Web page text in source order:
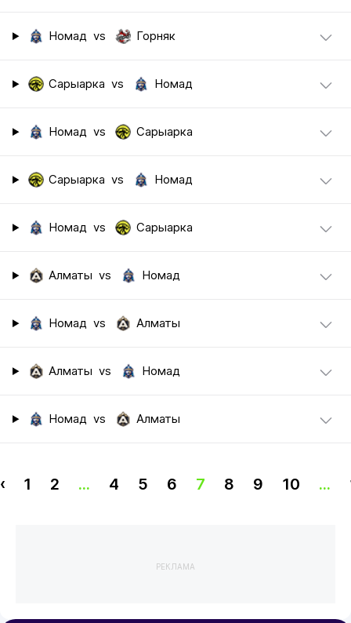
Номад vs Горняк
Сарыарка vs Номад
Номад vs Сарыарка
Сарыарка vs Номад
Номад vs Сарыарка
Алматы vs Номад
Номад vs Алматы
Алматы vs Номад
Номад vs Алматы
‹ 1 2 ... 4 5 6 7 8 9 10 ...
РЕКЛАМА